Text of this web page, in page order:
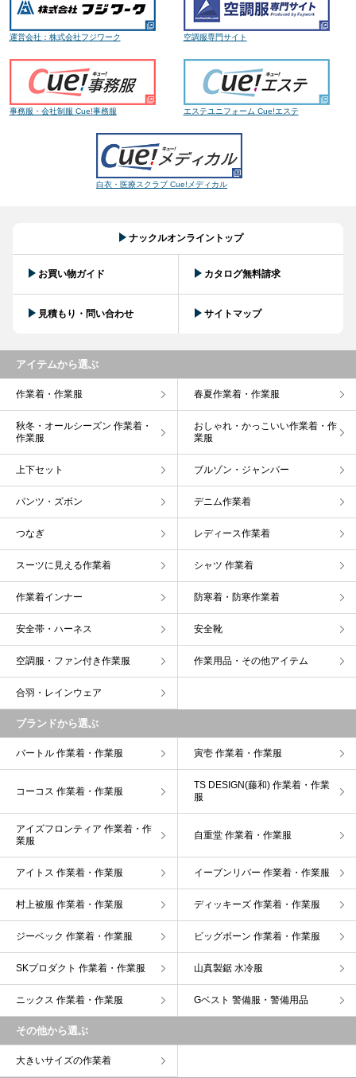
運営会社：株式会社フジワーク 空調服専門サイト
事務服・会社制服 Cue!事務服 エステユニフォーム Cue!エステ
白衣・医療スクラブ Cue!メディカル
ナックルオンライントップ
お買い物ガイド カタログ無料請求
見積もり・問い合わせ サイトマップ
アイテムから選ぶ
作業着・作業服 春夏作業着・作業服
秋冬・オールシーズン 作業着・
作業服
おしゃれ・かっこいい作業着・作
業服
上下セット ブルゾン・ジャンパー
パンツ・ズボン デニム作業着
つなぎ レディース作業着
スーツに見える作業着 シャツ 作業着
作業着インナー 防寒着・防寒作業着
安全帯・ハーネス 安全靴
空調服・ファン付き作業服 作業用品・その他アイテム
合羽・レインウェア
ブランドから選ぶ
バートル 作業着・作業服 寅壱 作業着・作業服
コーコス 作業着・作業服
TS DESIGN(藤和) 作業着・作業
服
アイズフロンティア 作業着・作
業服
自重堂 作業着・作業服
アイトス 作業着・作業服 イーブンリバー 作業着・作業服
村上被服 作業着・作業服 ディッキーズ 作業着・作業服
ジーベック 作業着・作業服 ビッグボーン 作業着・作業服
SKプロダクト 作業着・作業服 山真製鋸 水冷服
ニックス 作業着・作業服 Gベスト 警備服・警備用品
その他から選ぶ
大きいサイズの作業着